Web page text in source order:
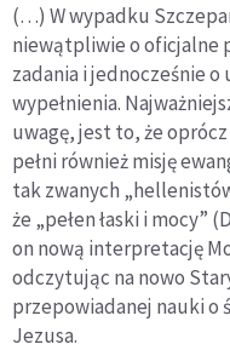
(…) W wypadku
niewątpliwie o oficjalne
zadania i jednocześnie o
wypełnienia.
uwagę, jest to, że
pełni również misję
tak zwanych
że „pełen łaski i mocy”
on nową interpretację
odczytując na nowo
przepowiadanej nauki o
Jezusa.